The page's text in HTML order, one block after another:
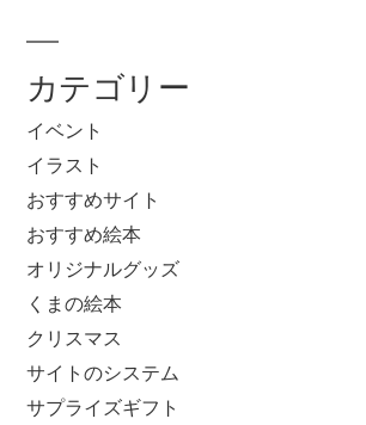
カテゴリー
イベント
イラスト
おすすめサイト
おすすめ絵本
オリジナルグッズ
くまの絵本
クリスマス
サイトのシステム
サプライズギフト